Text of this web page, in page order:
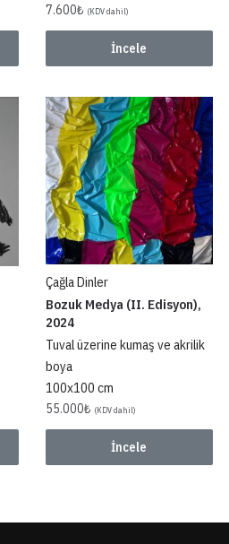
7.600₺ (KDV dahil)
İncele
Çağla Dinler
Bozuk Medya (II. Edisyon),
2024
Tuval üzerine kumaş ve akrilik
boya
100x100 cm
55.000₺ (KDV dahil)
İncele